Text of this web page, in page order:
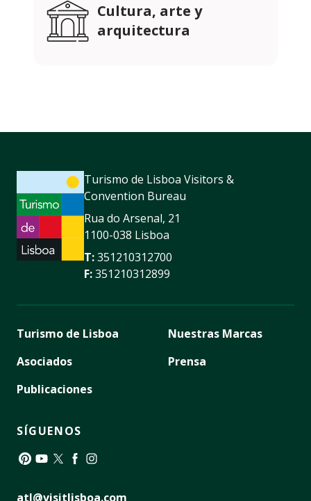
Cultura, arte y
arquitectura
Turismo de Lisboa Visitors &
Convention Bureau
Rua do Arsenal, 21
1100-038 Lisboa
T:351210312700
F:351210312899
Turismo de Lisboa
Asociados
Publicaciones
Nuestras Marcas
Prensa
SÍGUENOS
atl@visitlisboa.com